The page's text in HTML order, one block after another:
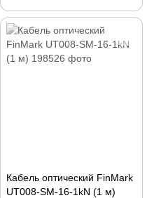
Кабель оптический FinMark
UT008-SM-16-1kN (1 м)